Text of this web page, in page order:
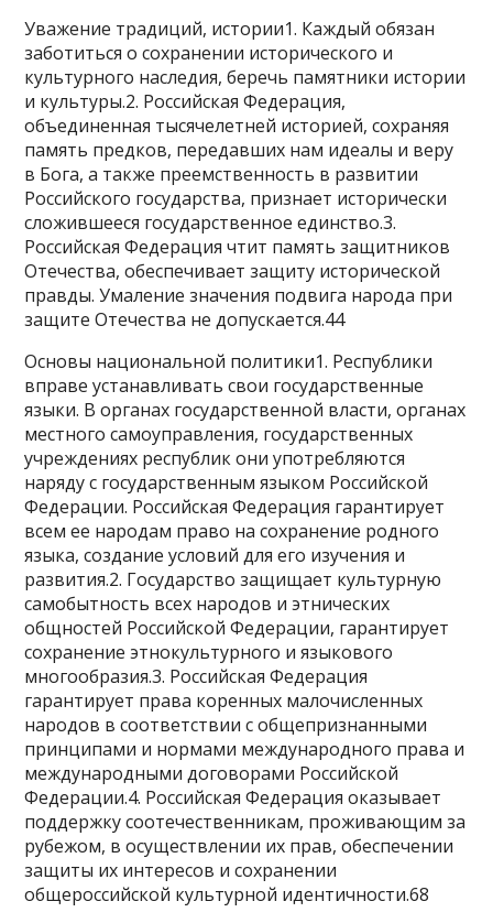
Уважение традиций, истории1. Каждый обязан
заботиться о сохранении исторического и
культурного наследия, беречь памятники истории
и культуры.2. Российская Федерация,
объединенная тысячелетней историей, сохраняя
память предков, передавших нам идеалы и веру
в Бога, а также преемственность в развитии
Российского государства, признает исторически
сложившееся государственное единство.3.
Российская Федерация чтит память защитников
Отечества, обеспечивает защиту исторической
правды. Умаление значения подвига народа при
защите Отечества не допускается.44
Основы национальной политики1. Республики
вправе устанавливать свои государственные
языки. В органах государственной власти, органах
местного самоуправления, государственных
учреждениях республик они употребляются
наряду с государственным языком Российской
Федерации. Российская Федерация гарантирует
всем ее народам право на сохранение родного
языка, создание условий для его изучения и
развития.2. Государство защищает культурную
самобытность всех народов и этнических
общностей Российской Федерации, гарантирует
сохранение этнокультурного и языкового
многообразия.3. Российская Федерация
гарантирует права коренных малочисленных
народов в соответствии с общепризнанными
принципами и нормами международного права и
международными договорами Российской
Федерации.4. Российская Федерация оказывает
поддержку соотечественникам, проживающим за
рубежом, в осуществлении их прав, обеспечении
защиты их интересов и сохранении
общероссийской культурной идентичности.68